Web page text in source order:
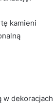
kamieni
w dekoracjach